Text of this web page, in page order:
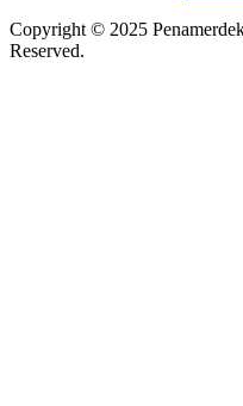
Copyright © 2025
Reserved.